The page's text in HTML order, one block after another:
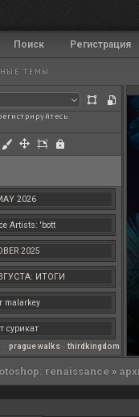
2026
Artists: 'bott
2025
ИТОГИ
malarkey
сурикат
ИТОГИ
– prague walks– thirdkingdom
Поиск Регистрация
ТЕМЫ
renaissance »